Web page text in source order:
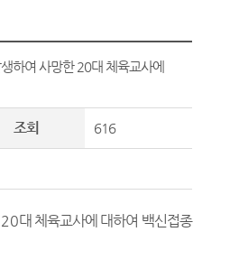
하여 사망한 20대 체육교사에
조회 616
20대 체육교사에 대하여 백신접종